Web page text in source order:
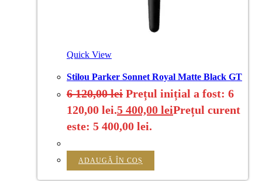
Quick View
Stilou Parker Sonnet Royal Matte Black GT
6 120,00lei Prețul inițial a fost: 6
120,00 lei.5 400,00 leiPrețul curent
este: 5 400,00 lei.
ADAUGĂ ÎN COȘ